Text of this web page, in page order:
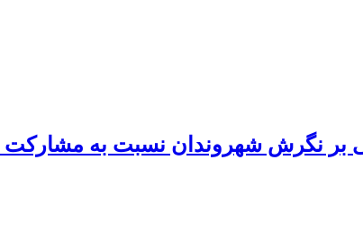
بر نگرش شهروندان نسبت به